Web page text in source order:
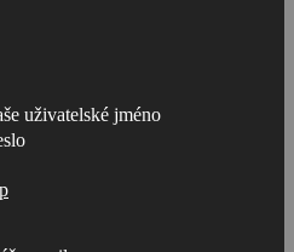
uživatelské jméno